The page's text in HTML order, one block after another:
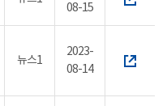
08-15
뉴스1
2023-
08-14